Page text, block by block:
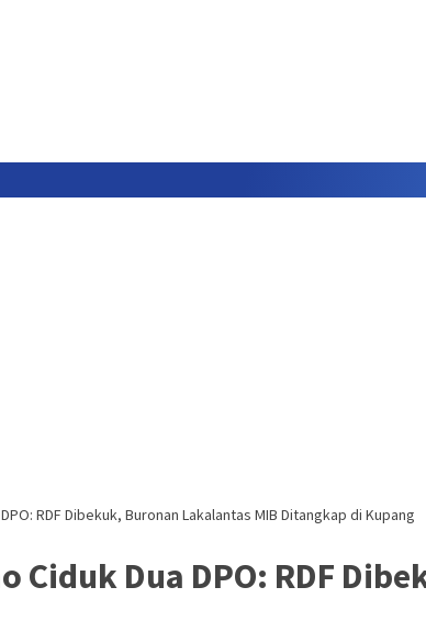
RDF Dibekuk, Buronan Lakalantas MIB Ditangkap di Kupang
Ciduk Dua DPO: RDF